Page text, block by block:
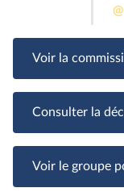
@
Voir la
Consulter la
Voir le groupe